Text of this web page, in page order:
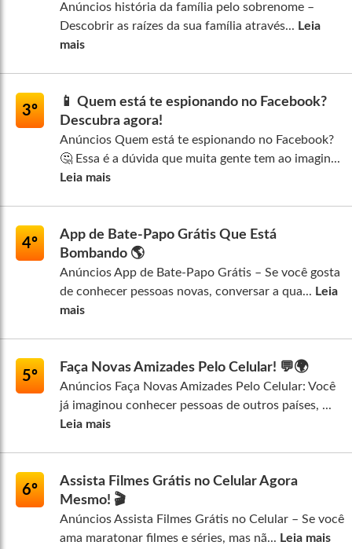
Anúncios história da família pelo sobrenome –
Descobrir as raízes da sua família através... Leia
mais
3º
📱 Quem está te espionando no Facebook?
Descubra agora!
Anúncios Quem está te espionando no Facebook?
🤔 Essa é a dúvida que muita gente tem ao imagin...
Leia mais
4º
App de Bate-Papo Grátis Que Está
Bombando 🌎
Anúncios App de Bate-Papo Grátis – Se você gosta
de conhecer pessoas novas, conversar a qua... Leia
mais
5º
Faça Novas Amizades Pelo Celular! 💬🌍
Anúncios Faça Novas Amizades Pelo Celular: Você
já imaginou conhecer pessoas de outros países, ...
Leia mais
6º
Assista Filmes Grátis no Celular Agora
Mesmo! 🎬
Anúncios Assista Filmes Grátis no Celular – Se você
ama maratonar filmes e séries, mas nã... Leia mais